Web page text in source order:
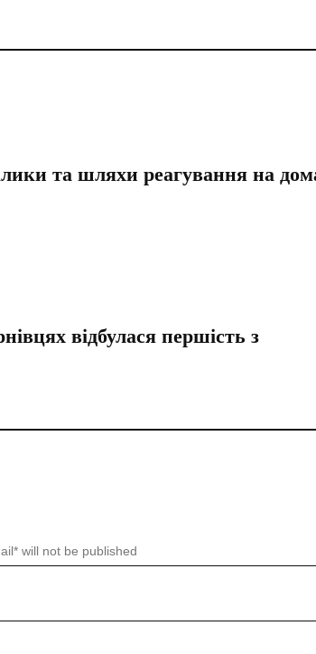
та шляхи реагування на
відбулася першість з